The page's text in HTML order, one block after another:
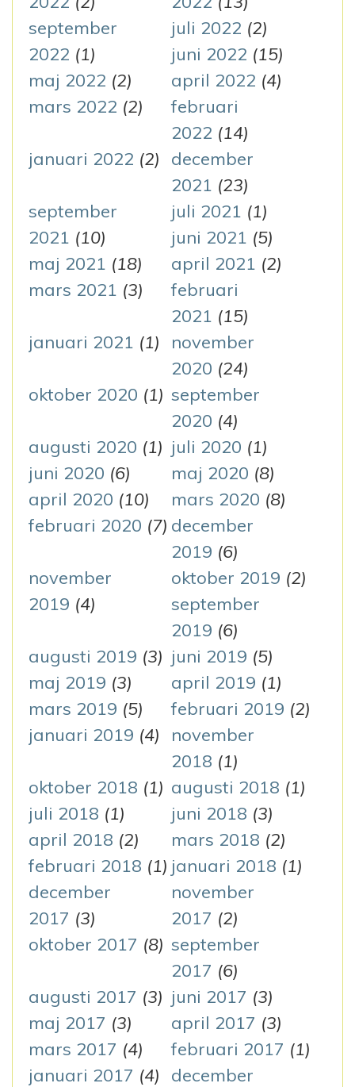
september
2022 (1)
juli 2022 (2)
juni 2022 (15)
maj 2022 (2) april 2022 (4)
mars 2022 (2)
februari
2022 (14)
januari 2022 (2)
december
2021 (23)
september
2021 (10)
juli 2021 (1)
juni 2021 (5)
maj 2021 (18) april 2021 (2)
mars 2021 (3)
februari
2021 (15)
januari 2021 (1)
november
2020 (24)
oktober 2020 (1) september
2020 (4)
augusti 2020 (1) juli 2020 (1)
juni 2020 (6) maj 2020 (8)
april 2020 (10) mars 2020 (8)
februari 2020 (7) december
2019 (6)
november
2019 (4)
oktober 2019 (2)
september
2019 (6)
augusti 2019 (3) juni 2019 (5)
maj 2019 (3) april 2019 (1)
mars 2019 (5) februari 2019 (2)
januari 2019 (4)
november
2018 (1)
oktober 2018 (1) augusti 2018 (1)
juli 2018 (1) juni 2018 (3)
april 2018 (2) mars 2018 (2)
februari 2018 (1) januari 2018 (1)
december
2017 (3)
november
2017 (2)
oktober 2017 (8) september
2017 (6)
augusti 2017 (3) juni 2017 (3)
maj 2017 (3) april 2017 (3)
mars 2017 (4) februari 2017 (1)
januari 2017 (4)
december